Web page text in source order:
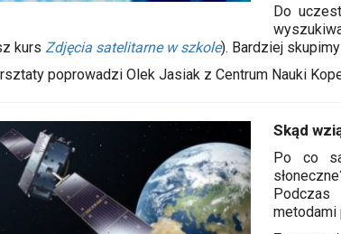
Do
kurs Zdjęcia satelitarne w szkole). Bardziej
poprowadzi Olek Jasiak z Centrum Nauki
Skąd
Po co
Podczas
metodami